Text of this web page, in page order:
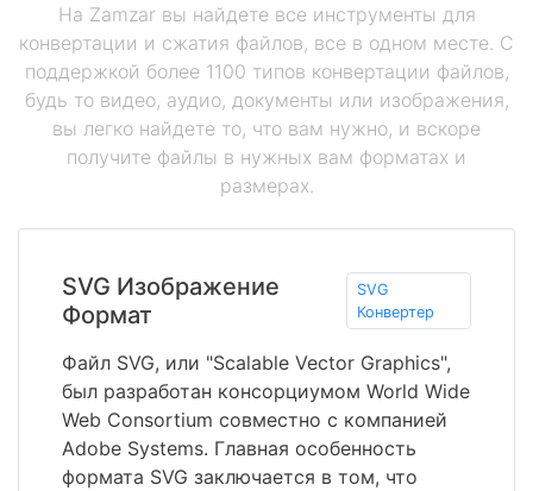
На Zamzar вы найдете все инструменты для
конвертации и сжатия файлов, все в одном месте. С
поддержкой более 1100 типов конвертации файлов,
будь то видео, аудио, документы или изображения,
вы легко найдете то, что вам нужно, и вскоре
получите файлы в нужных вам форматах и
размерах.
SVG Изображение
Формат
SVG
Конвертер
Файл SVG, или "Scalable Vector Graphics",
был разработан консорциумом World Wide
Web Consortium совместно с компанией
Adobe Systems. Главная особенность
формата SVG заключается в том, что